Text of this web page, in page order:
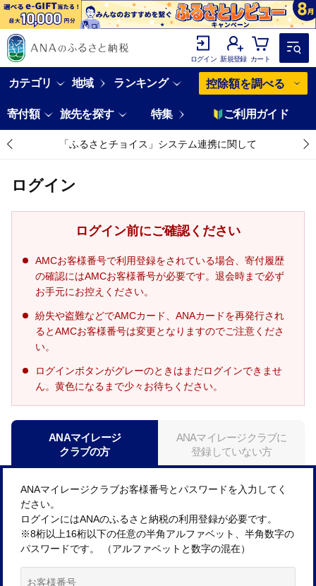
ログイン 新規登録 カート
カテゴリ 地域 ランキング 控除額を調べる
寄付額 旅先を探す 特集 ご利用ガイド
「ふるさとチョイス」システム連携に関して
ログイン
ログイン前にご確認ください
AMCお客様番号で利用登録をされている場合、寄付履歴
の確認にはAMCお客様番号が必要です。退会時まで必ず
お手元にお控えください。
紛失や盗難などでAMCカード、ANAカードを再発行され
るとAMCお客様番号は変更となりますのでご注意くださ
い。
ログインボタンがグレーのときはまだログインできませ
ん。黄色になるまで少々お待ちください。
ANAマイレージ
クラブの方
ANAマイレージクラブに
登録していない方
ANAマイレージクラブお客様番号とパスワードを入力してく
ださい。
ログインにはANAのふるさと納税の利用登録が必要です。
※8桁以上16桁以下の任意の半角アルファベット、半角数字の
パスワードです。 （アルファベットと数字の混在）